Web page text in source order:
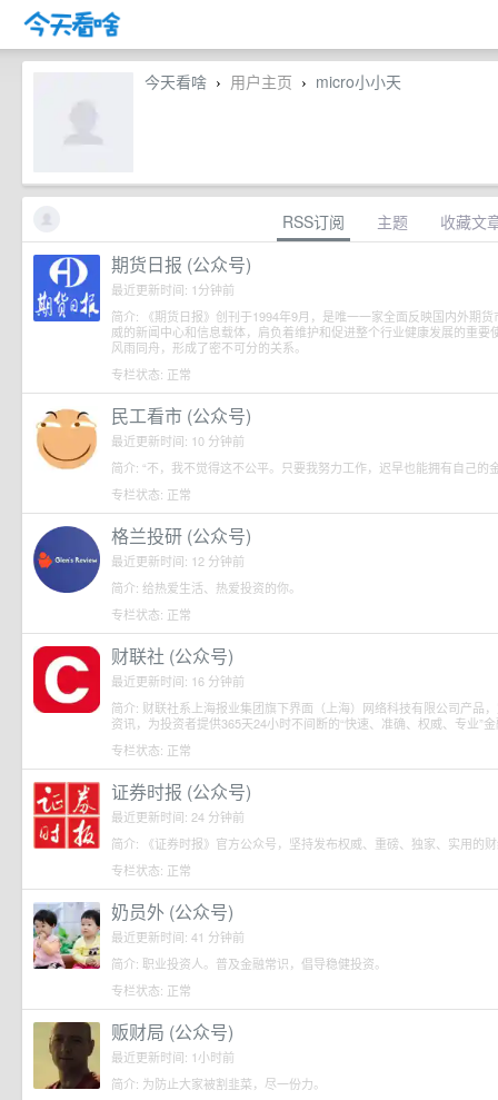
今天看啥 › 用户主页 › micro小小天
RSS订阅 主题 收藏文
期货日报 (公众号)
最近更新时间: 1分钟前
简介: 《期货日报》创刊于1994年9月，是唯一一家全面反映国内外期
威的新闻中心和信息载体，肩负着维护和促进整个行业健康发展的重
风雨同舟，形成了密不可分的关系。
专栏状态: 正常
民工看市 (公众号)
最近更新时间: 10 分钟前
简介: “不，我不觉得这不公平。只要我努力工作，迟早也能拥有自己
专栏状态: 正常
格兰投研 (公众号)
最近更新时间: 12 分钟前
简介: 给热爱生活、热爱投资的你。
专栏状态: 正常
财联社 (公众号)
最近更新时间: 16 分钟前
简介: 财联社系上海报业集团旗下界面（上海）网络科技有限公司产品
资讯，为投资者提供365天24小时不间断的“快速、准确、权威、专业”
专栏状态: 正常
证券时报 (公众号)
最近更新时间: 24 分钟前
简介: 《证券时报》官方公众号，坚持发布权威、重磅、独家、实用的
专栏状态: 正常
奶员外 (公众号)
最近更新时间: 41 分钟前
简介: 职业投资人。普及金融常识，倡导稳健投资。
专栏状态: 正常
贩财局 (公众号)
最近更新时间: 1小时前
简介: 为防止大家被割韭菜，尽一份力。